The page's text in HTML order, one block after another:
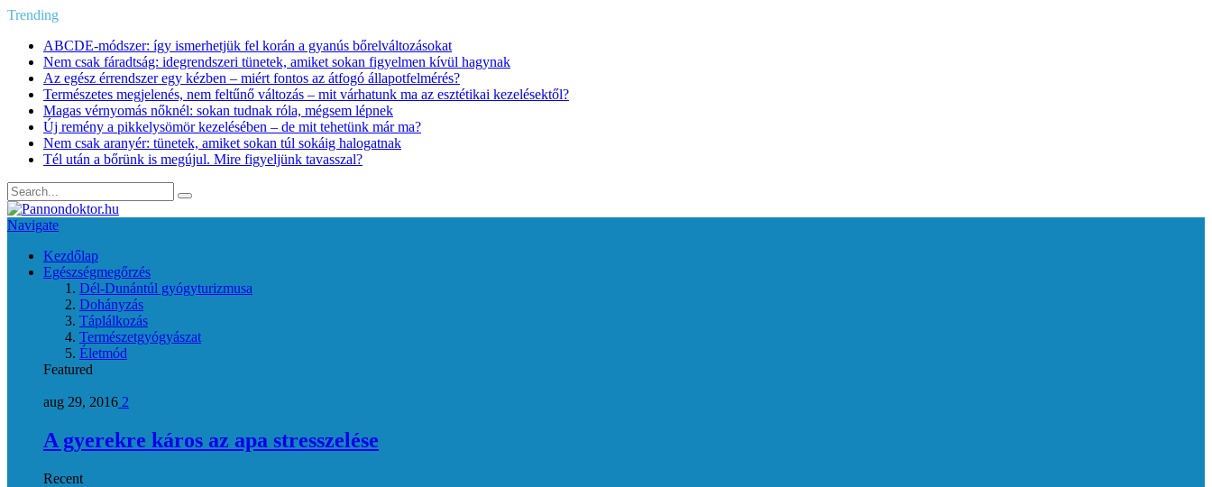
Trending
ABCDE‑módszer: így ismerhetjük fel korán a gyanús bőrelváltozásokat
Nem csak fáradtság: idegrendszeri tünetek, amiket sokan figyelmen kívül hagynak
Az egész érrendszer egy kézben – miért fontos az átfogó állapotfelmérés?
Természetes megjelenés, nem feltűnő változás – mit várhatunk ma az esztétikai kezelésektől?
Magas vérnyomás nőknél: sokan tudnak róla, mégsem lépnek
Új remény a pikkelysömör kezelésében – de mit tehetünk már ma?
Nem csak aranyér: tünetek, amiket sokan túl sokáig halogatnak
Tél után a bőrünk is megújul. Mire figyeljünk tavasszal?
Navigate
Kezdőlap
Egészségmegőrzés
Dél-Dunántúl gyógyturizmusa
Dohányzás
Táplálkozás
Természetgyógyászat
Életmód
Featured
aug 29, 2016 2
A gyerekre káros az apa stresszelése
Recent